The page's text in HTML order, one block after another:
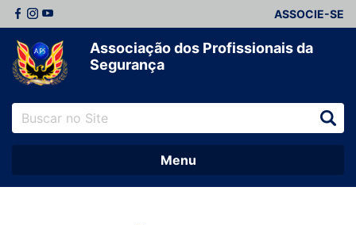
ASSOCIE-SE
Associação dos Profissionais da
Segurança
Menu